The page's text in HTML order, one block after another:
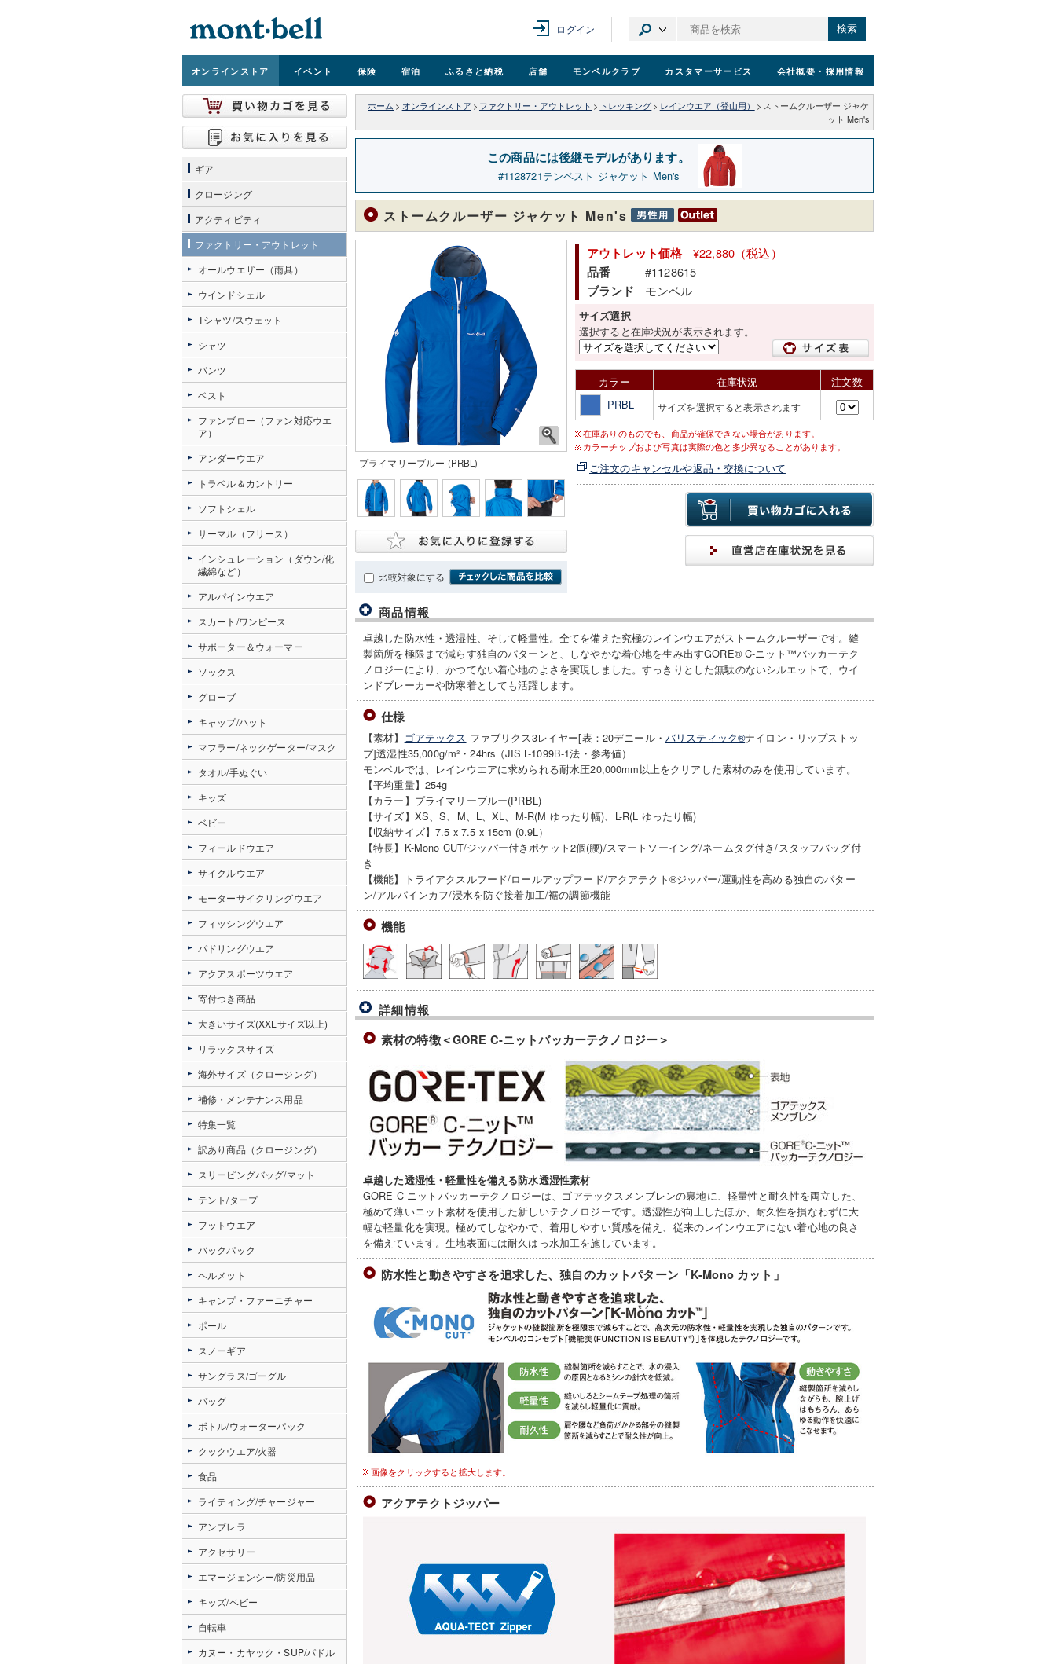
ログイン 検索
オンラインストア イベント 保険 宿泊 ふるさと納税 店舗 モンベルクラブ カスタマーサービス 会社概要 ・採用情報
ホーム > オンラインストア > ファクトリー・アウトレット > トレッキング > レインウエア（登山用） > ストームクルーザー ジャケ
ット Men's
この商品には後継モデルがあります。
1128721テンペスト ジャケット Men's
ストームクルーザー ジャケット Men's
プライマリーブルー (PRBL)
比較対象にする
アウトレット価格 ¥22,880（税込）
品番 #1128615
ブランド モンベル
サイズ選択
選択すると在庫状況が表示されます。
カラー 在庫状況
注文数
PRBL
サイズを選択すると表示されます
在庫ありのものでも、商品が確保できない場合があります。
カラーチップおよび写真は実際の色と多少異なることがあります。
ご注文のキャンセルや返品・交換について
商品情報
卓越した防水性・透湿性、そして軽量性。全てを備えた究極のレインウエアがストームクルーザーです。縫
製箇所を極限まで減らす独自のパターンと、しなやかな着心地を生み出すGORE® C-ニット™バッカーテク
ノロジーにより、かつてない着心地のよさを実現しました。すっきりとした無駄のないシルエットで、ウイ
ンドブレーカーや防寒着としても活躍します。
仕様
【素材】 ゴアテックス ファブリクス3レイヤー[表：20デニール・ バリスティック®ナイロン・リップストッ
プ]透湿性35,000g/m²・24hrs（JIS L-1099B-1法・参考値）
モンベルでは、レインウエアに求められる耐水圧20,000mm以上をクリアした素材のみを使用しています。
【平均重量】254g
【カラー】プライマリーブルー(PRBL)
【サイズ】XS、S、M、L、XL、M-R(M ゆったり幅)、L-R(L ゆったり幅)
【収納サイズ】7.5 x 7.5 x 15cm (0.9L）
【特長】K-Mono CUT/ジッパー付きポケット2個(腰)/スマートソーイング/ネームタグ付き/スタッフバッグ付
き
【機能】トライアクスルフード/ロールアップフード/アクアテクト®ジッパー/運動性を高める独自のパター
ン/アルパインカフ/浸水を防ぐ接着加工/裾の調節機能
機能
詳細情報
素材の特徴＜GORE C-ニットバッカーテクノロジー＞
卓越した透湿性・軽量性を備える防水透湿性素材
GORE C-ニットバッカーテクノロジーは、ゴアテックスメンブレンの裏地に、軽量性と耐久性を両立した、
極めて薄いニット素材を使用した新しいテクノロジーです。透湿性が向上したほか、耐久性を損なわずに大
幅な軽量化を実現。極めてしなやかで、着用しやすい質感を備え、従来のレインウエアにない着心地の良さ
を備えています。生地表面には耐久はっ水加工を施しています。
防水性と動きやすさを追求した、独自のカットパターン「K-Mono カット」
画像をクリックすると拡大します。
アクアテクトジッパー
ギア
クロージング
アクティビティ
ファクトリー・アウトレット
オールウエザー（雨具）
ウインドシェル
Tシャツ/スウェット
シャツ
パンツ
ベスト
ファンブロー（ファン対応ウエ
ア）
アンダーウエア
トラベル＆カントリー
ソフトシェル
サーマル（フリース）
インシュレーション（ダウン/化
繊綿など）
アルパインウエア
スカート/ワンピース
サポーター＆ウォーマー
ソックス
グローブ
キャップ/ハット
マフラー/ネックゲーター/マスク
タオル/手ぬぐい
キッズ
ベビー
フィールドウエア
サイクルウエア
モーターサイクリングウエア
フィッシングウエア
パドリングウエア
アクアスポーツウエア
寄付つき商品
大きいサイズ(XXLサイズ以上)
リラックスサイズ
海外サイズ（クロージング）
補修・メンテナンス用品
特集一覧
訳あり商品（クロージング）
スリーピングバッグ/マット
テント/タープ
フットウエア
バックパック
ヘルメット
キャンプ・ファーニチャー
ポール
スノーギア
サングラス/ゴーグル
バッグ
ボトル/ウォーターパック
クックウエア/火器
食品
ライティング/チャージャー
アンブレラ
アクセサリー
エマージェンシー/防災用品
キッズ/ベビー
自転車
カヌー・カヤック・SUP/パドル